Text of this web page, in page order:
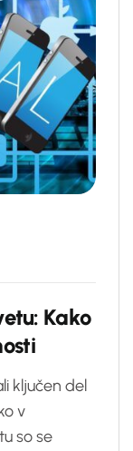
etu: Kako
osti
ključen del
v
so se